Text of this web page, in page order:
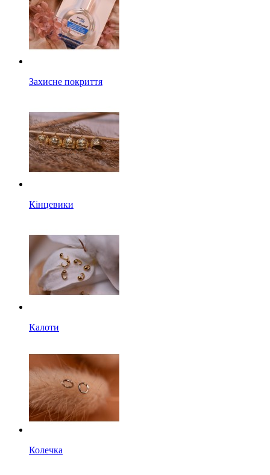
Захисне покриття
Кінцевики
Калоти
Колечка